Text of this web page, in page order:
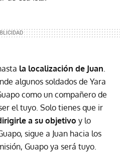
la localización de Juan
algunos soldados de Yara
como un compañero de
el tuyo. Solo tienes que ir
a su objetivo y lo
sigue a Juan hacia los
Guapo ya será tuyo.